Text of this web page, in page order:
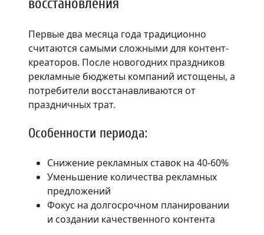
Первые два месяца года традиционно
считаются самыми сложными для контент-
креаторов. После новогодних праздников
рекламные бюджеты компаний истощены, а
потребители восстанавливаются от
праздничных трат.
Особенности периода:
Снижение рекламных ставок на 40-60%
Уменьшение количества рекламных
предложений
Фокус на долгосрочном планировании
и создании качественного контента